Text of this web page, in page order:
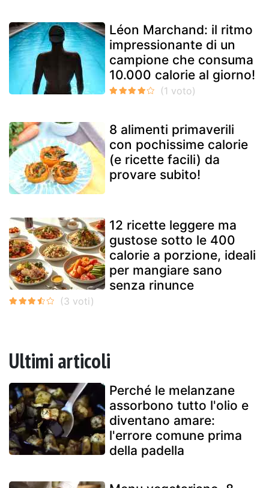
Léon Marchand: il ritmo
impressionante di un
campione che consuma
10.000 calorie al giorno!
8 alimenti primaverili
con pochissime calorie
(e ricette facili) da
provare subito!
12 ricette leggere ma
gustose sotto le 400
calorie a porzione, ideali
per mangiare sano
senza rinunce
Ultimi articoli
Perché le melanzane
assorbono tutto l'olio e
diventano amare:
l'errore comune prima
della padella